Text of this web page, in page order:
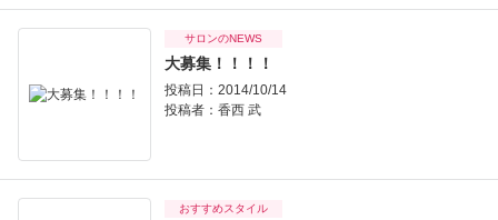
サロンのNEWS
大募集！！！！
投稿日：2014/10/14
投稿者： 香西 武
おすすめスタイル